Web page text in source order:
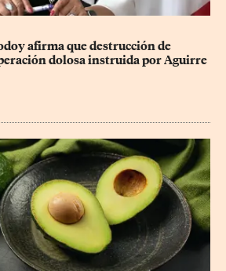
afirma que destrucción de
dolosa instruida por Aguirre